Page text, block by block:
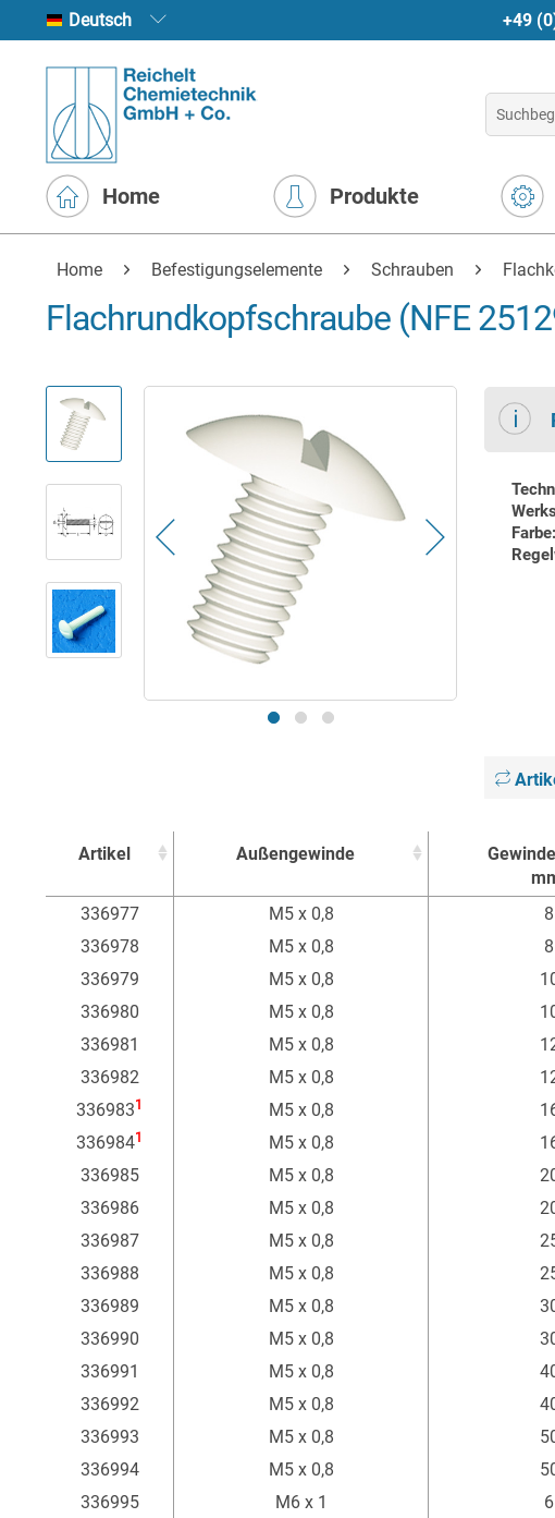
Deutsch +49
Home Produkte
Home Befestigungselemente Schrauben
Flachrundkopfschraube (NFE
Farbe:
Artikel Außengewinde
Artikel Außengewinde
336977 M5 x 0,8 8
336978
M5 x 0,8 8
336979
M5 x 0,8
336980
M5 x 0,8
336981
M5 x 0,8
336982
M5 x 0,8
3369831 M5 x 0,8
3369841 M5 x 0,8
336985
M5 x 0,8
336986
M5 x 0,8
336987
M5 x 0,8
336988
M5 x 0,8
336989
M5 x 0,8
336990
M5 x 0,8
336991
M5 x 0,8
336992
M5 x 0,8
336993
M5 x 0,8
336994
M5 x 0,8
336995
M6 x 1 6